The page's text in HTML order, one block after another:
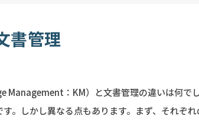
書管理
Management：KM）と文書管理の違いは何で
。しかし異なる点もあります。まず、それぞ